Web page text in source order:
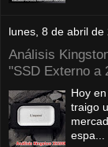
lunes, 8 de abril de
Análisis
"SSD Externo a
Hoy
traigo
espa...